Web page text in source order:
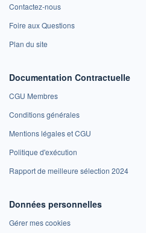
Contactez-nous
Foire aux Questions
Plan du site
Documentation Contractuelle
CGU Membres
Conditions générales
Mentions légales et CGU
Politique d'exécution
Rapport de meilleure sélection 2024
Données personnelles
Gérer mes cookies